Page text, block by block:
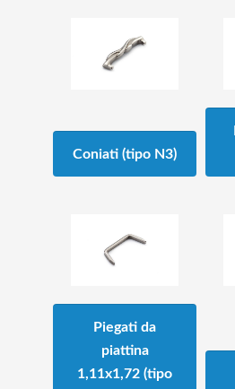
Coniati (tipo N3)
Piegati da
piattina
1,11x1,72 (tipo